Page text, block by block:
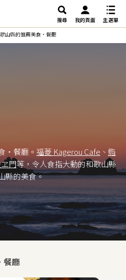
搜尋 我的頁面
主選單
山縣的推薦美食・餐廳
・餐廳。 福菱 Kagerou Cafe 、 鮨
門等，令人食指大動的和歌山縣
縣的美食。
餐廳